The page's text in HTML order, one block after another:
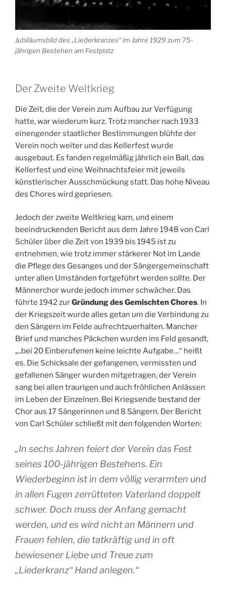
Jubiläumsbild des „Liederkranzes“ im Jahre 1929 zum 75-
jährigen Bestehen am Festplatz
Der Zweite Weltkrieg
Die Zeit, die der Verein zum Aufbau zur Verfügung
hatte, war wiederum kurz. Trotz mancher nach 1933
einengender staatlicher Bestimmungen blühte der
Verein noch weiter und das Kellerfest wurde
ausgebaut. Es fanden regelmäßig jährlich ein Ball, das
Kellerfest und eine Weihnachtsfeier mit jeweils
künstlerischer Ausschmückung statt. Das hohe Niveau
des Chores wird gepriesen.
Jedoch der zweite Weltkrieg kam, und einem
beeindruckenden Bericht aus dem Jahre 1948 von Carl
Schüler über die Zeit von 1939 bis 1945 ist zu
entnehmen, wie trotz immer stärkerer Not im Lande
die Pflege des Gesanges und der Sängergemeinschaft
unter allen Umständen fortgeführt werden sollte. Der
Männerchor wurde jedoch immer schwächer. Das
führte 1942 zurGründung des Gemischten Chores. In
der Kriegszeit wurde alles getan um die Verbindung zu
den Sängern im Felde aufrechtzuerhalten. Mancher
Brief und manches Päckchen wurden ins Feld gesandt,
„..bei 20 Einberufenen keine leichte Aufgabe…“ heißt
es. Die Schicksale der gefangenen, vermissten und
gefallenen Sänger wurden mitgetragen, der Verein
sang bei allen traurigen und auch fröhlichen Anlässen
im Leben der Einzelnen. Bei Kriegsende bestand der
Chor aus 17 Sängerinnen und 8 Sängern. Der Bericht
von Carl Schüler schließt mit den folgenden Worten:
„In sechs Jahren feiert der Verein das Fest
seines 100-jährigen Bestehens. Ein
Wiederbeginn ist in dem völlig verarmten und
in allen Fugen zerrütteten Vaterland doppelt
schwer. Doch muss der Anfang gemacht
werden, und es wird nicht an Männern und
Frauen fehlen, die tatkräftig und in oft
bewiesener Liebe und Treue zum
„Liederkranz“ Hand anlegen.“